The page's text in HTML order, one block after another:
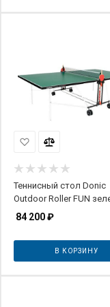
Теннисный стол Donic
Outdoor Roller FUN
84 200₽
В КОРЗИНУ